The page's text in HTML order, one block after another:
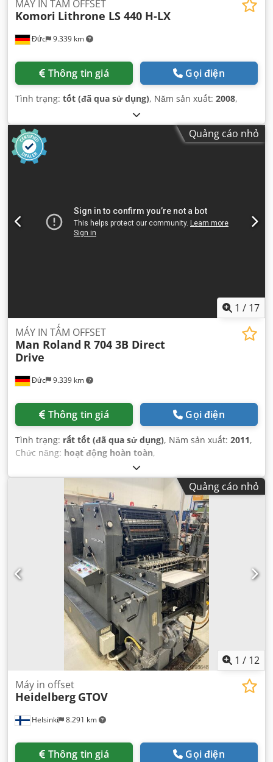
Đức 9.339 km
MÁY IN TẤM OFFSET
Komori Lithrone LS 440 H-LX
Thông tin giá Gọi điện
Tình trạng: tốt (đã qua sử dụng), Năm sản xuất: 2008,
Quảng cáo nhỏ
1 / 17
Đức 9.339 km
MÁY IN TẤM OFFSET
Man Roland R 704 3B Direct
Drive
Thông tin giá Gọi điện
Tình trạng: rất tốt (đã qua sử dụng), Năm sản xuất: 2011,
Chức năng: hoạt động hoàn toàn,
Quảng cáo nhỏ
1 / 12
Helsinki 8.291 km
Máy in offset
Heidelberg GTOV
Thông tin giá Gọi điện